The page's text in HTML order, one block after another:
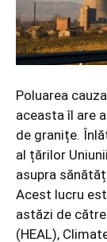
Poluarea
aceasta îl are
de granițe.
al țărilor
asupra
Acest lucru
astăzi de
(HEAL),